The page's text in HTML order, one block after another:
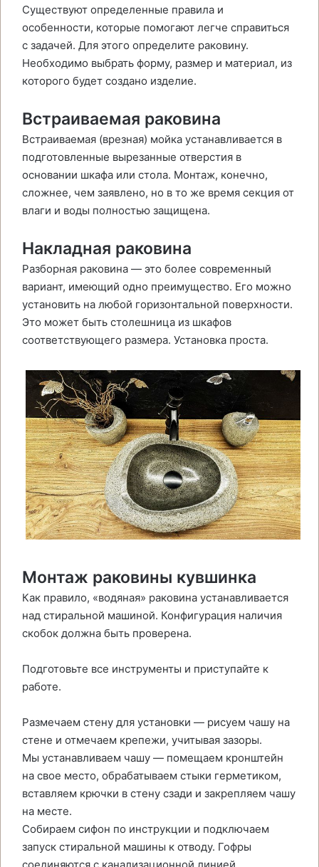
Существуют определенные правила и
особенности, которые помогают легче справиться
с задачей. Для этого определите раковину.
Необходимо выбрать форму, размер и материал, из
которого будет создано изделие.
Встраиваемая раковина
Встраиваемая (врезная) мойка устанавливается в
подготовленные вырезанные отверстия в
основании шкафа или стола. Монтаж, конечно,
сложнее, чем заявлено, но в то же время секция от
влаги и воды полностью защищена.
Накладная раковина
Разборная раковина — это более современный
вариант, имеющий одно преимущество. Его можно
установить на любой горизонтальной поверхности.
Это может быть столешница из шкафов
соответствующего размера. Установка проста.
Монтаж раковины кувшинка
Как правило, «водяная» раковина устанавливается
над стиральной машиной. Конфигурация наличия
скобок должна быть проверена.
Подготовьте все инструменты и приступайте к
работе.
Размечаем стену для установки — рисуем чашу на
стене и отмечаем крепежи, учитывая зазоры.
Мы устанавливаем чашу — помещаем кронштейн
на свое место, обрабатываем стыки герметиком,
вставляем крючки в стену сзади и закрепляем чашу
на месте.
Собираем сифон по инструкции и подключаем
запуск стиральной машины к отводу. Гофры